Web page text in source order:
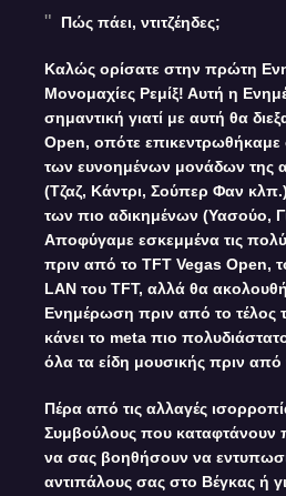
Πώς πάει, ντιτζέηδες;
Καλώς ορίσατε στην πρώτη
Μονομαχίες Ρεμίξ! Αυτή η
σημαντική γιατί με αυτή θα
Open, οπότε
των ευνοημένων μονάδων της
(Τζαζ, Κάντρι, Σούπερ Φαν
των πιο αδικημένων (Υασούο,
Αποφύγαμε εσκεμμένα τις
πριν από το TFT Vegas Open,
LAN του TFT, αλλά θα
Ενημέρωση πριν από το τέλος
κάνει το meta πιο
όλα τα είδη μουσικής πριν από
Πέρα από τις αλλαγές
Συμβούλους που
να σας βοηθήσουν να
αντιπάλους σας στο Βέγκας ή